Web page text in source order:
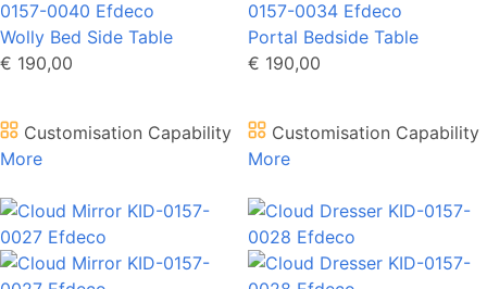
Wolly Bed Side Table
€ 190,00
Customisation Capability
More
Portal Bedside Table
€ 190,00
Customisation Capability
More